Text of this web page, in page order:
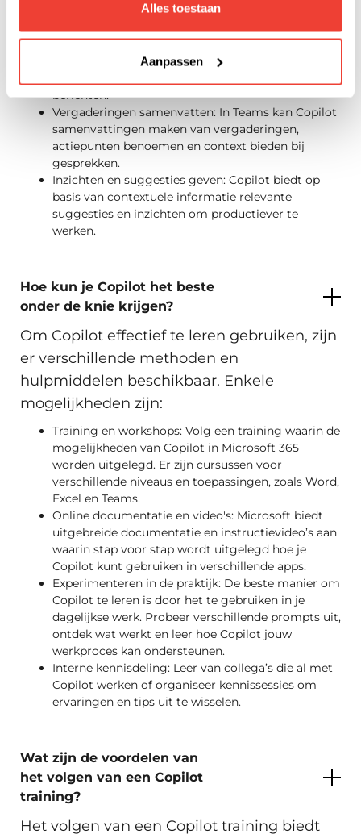
Alles toestaan
Aanpassen
formules en maken van overzichtelijke
E-mails opstellen en beheren: In Outlook helpt
Copilot bij het opstellen van e-mails, samenvatten
berichten.
Vergaderingen samenvatten: In Teams kan Copilot
samenvattingen maken van vergaderingen,
actiepunten benoemen en context bieden bij
gesprekken.
Inzichten en suggesties geven: Copilot biedt op
basis van contextuele informatie relevante
suggesties en inzichten om productiever te
werken.
Hoe kun je Copilot het beste
onder de knie krijgen?
Om Copilot effectief te leren gebruiken, zijn
er verschillende methoden en
hulpmiddelen beschikbaar. Enkele
mogelijkheden zijn:
Training en workshops: Volg een training waarin de
mogelijkheden van Copilot in Microsoft 365
worden uitgelegd. Er zijn cursussen voor
verschillende niveaus en toepassingen, zoals Word,
Excel en Teams.
Online documentatie en video's: Microsoft biedt
uitgebreide documentatie en instructievideo’s aan
waarin stap voor stap wordt uitgelegd hoe je
Copilot kunt gebruiken in verschillende apps.
Experimenteren in de praktijk: De beste manier om
Copilot te leren is door het te gebruiken in je
dagelijkse werk. Probeer verschillende prompts uit,
ontdek wat werkt en leer hoe Copilot jouw
werkproces kan ondersteunen.
Interne kennisdeling: Leer van collega’s die al met
Copilot werken of organiseer kennissessies om
ervaringen en tips uit te wisselen.
Wat zijn de voordelen van
het volgen van een Copilot
training?
Het volgen van een Copilot training biedt